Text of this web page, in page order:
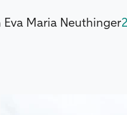
Eva Maria Neuthinger